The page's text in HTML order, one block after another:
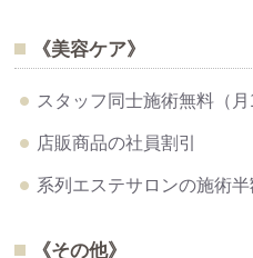
《美容ケア》
スタッフ同士施術無料（月
店販商品の社員割引
系列エステサロンの施術半
《その他》